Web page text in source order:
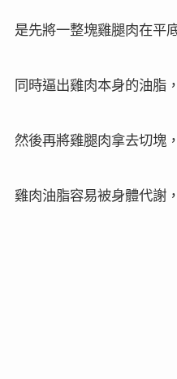
是先將一整塊雞腿肉在平
同時逼出雞肉本身的油脂，
然後再將雞腿肉拿去切塊
雞肉油脂容易被身體代謝